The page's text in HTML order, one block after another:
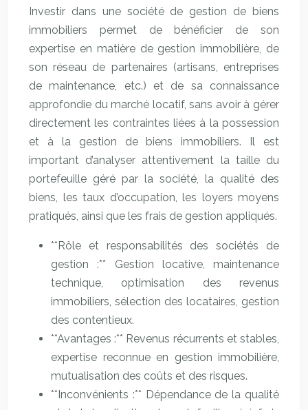
Investir dans une société de gestion de biens
immobiliers permet de bénéficier de son
expertise en matière de gestion immobilière, de
son réseau de partenaires (artisans, entreprises
de maintenance, etc.) et de sa connaissance
approfondie du marché locatif, sans avoir à gérer
directement les contraintes liées à la possession
et à la gestion de biens immobiliers. Il est
important d’analyser attentivement la taille du
portefeuille géré par la société, la qualité des
biens, les taux d’occupation, les loyers moyens
pratiqués, ainsi que les frais de gestion appliqués.
**Rôle et responsabilités des sociétés de
gestion :** Gestion locative, maintenance
technique, optimisation des revenus
immobiliers, sélection des locataires, gestion
des contentieux.
**Avantages :** Revenus récurrents et stables,
expertise reconnue en gestion immobilière,
mutualisation des coûts et des risques.
**Inconvénients :** Dépendance de la qualité